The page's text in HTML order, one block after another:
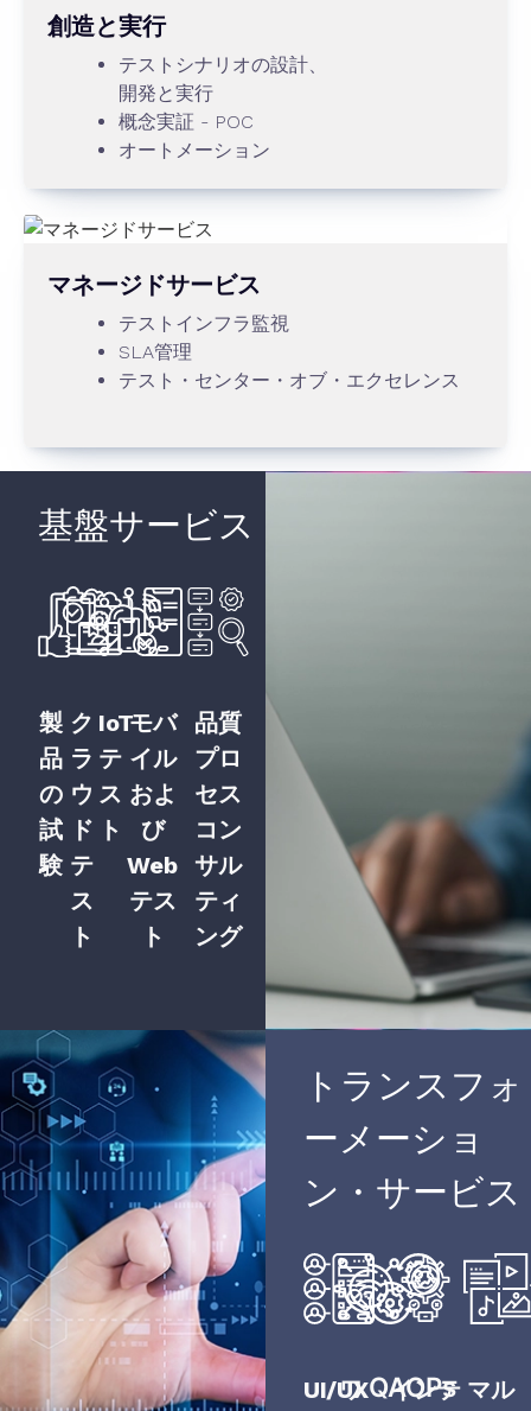
創造と実行
テストシナリオの設計、
開発と実行
概念実証 - POC
オートメーション
マネージドサービス
テストインフラ監視
SLA管理
テスト・センター・オブ・エクセレンス
基盤サービス
製
品
の
試
験
ク
ラ
ウ
ド
テ
ス
ト
IoT
テ
ス
ト
モバ
イル
およ
び
Web
テス
ト
品質
プロ
セス
コン
サル
ティ
ング
トランスフォ
ーメーショ
ン・サービス
UI/UX
ワ QAOPs
インテ マル